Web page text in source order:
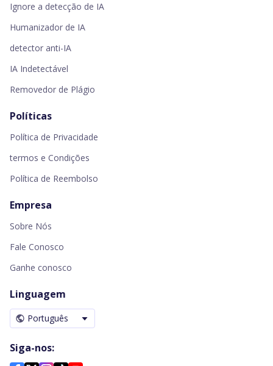
Ignore a detecção de IA
Humanizador de IA
detector anti-IA
IA Indetectável
Removedor de Plágio
Políticas
Política de Privacidade
termos e Condições
Política de Reembolso
Empresa
Sobre Nós
Fale Conosco
Ganhe conosco
Linguagem
Português
Siga-nos: